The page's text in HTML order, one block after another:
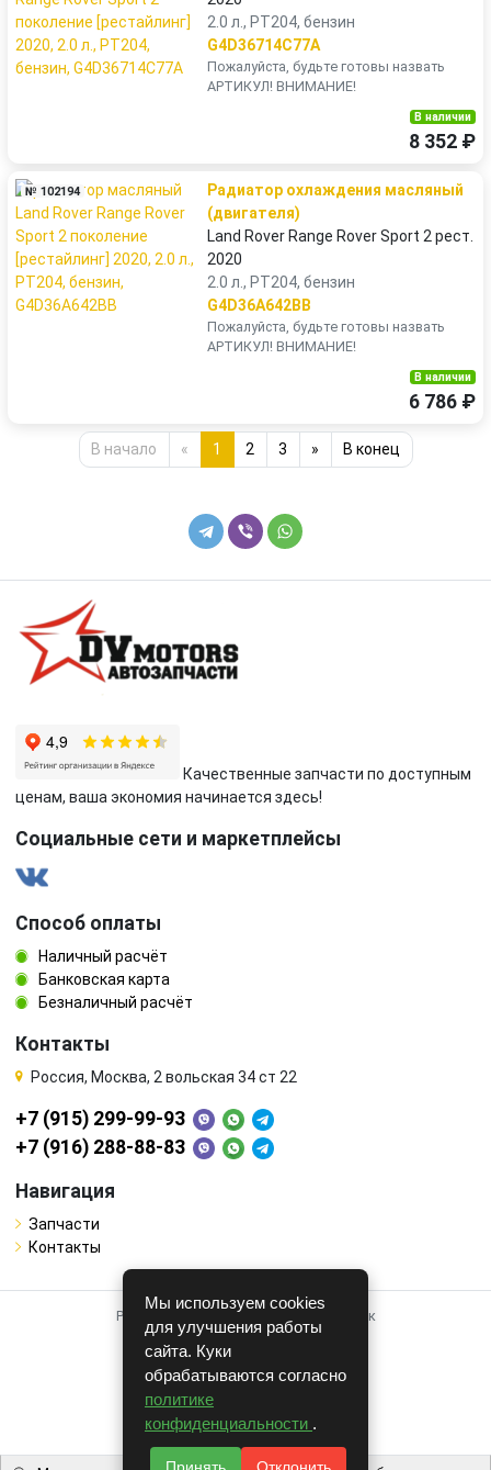
2.0 л., PT204, бензин
G4D36714C77A
Пожалуйста, будьте готовы назвать
АРТИКУЛ! ВНИМАНИЕ!
В наличии
8 352 ₽
№ 102194
Радиатор охлаждения масляный
(двигателя)
Land Rover Range Rover Sport 2 рест.
2020
2.0 л., PT204, бензин
G4D36A642BB
Пожалуйста, будьте готовы назвать
АРТИКУЛ! ВНИМАНИЕ!
В наличии
6 786 ₽
В начало « 1 2 3 » В конец
Качественные запчасти по доступным
ценам, ваша экономия начинается здесь!
Социальные сети и маркетплейсы
Способ оплаты
Наличный расчёт
Банковская карта
Безналичный расчёт
Контакты
Россия, Москва, 2 вольская 34 ст 22
+7 (915) 299-99-93
+7 (916) 288-88-83
Навигация
Запчасти
Контакты
Работает на системе для авторазборок
CARRO.БИЗНЕС
Полная версия
© COPYRIGHT 2026 г.
v1.1.24
Мы используем cookies
для улучшения работы
сайта. Куки
обрабатываются согласно
политике
конфиденциальности .